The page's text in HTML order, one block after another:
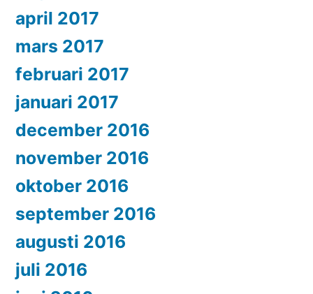
april 2017
mars 2017
februari 2017
januari 2017
december 2016
november 2016
oktober 2016
september 2016
augusti 2016
juli 2016